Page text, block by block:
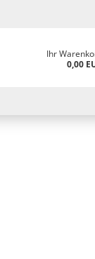
Ihr
0,00